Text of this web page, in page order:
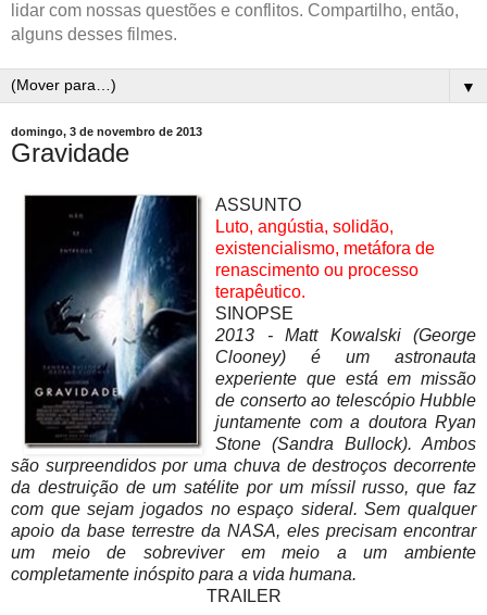
lidar com nossas questões e conflitos. Compartilho, então,
alguns desses filmes.
▼
domingo, 3 de novembro de 2013
Gravidade
ASSUNTO
Luto, angústia, solidão,
existencialismo, metáfora de
renascimento ou processo
terapêutico.
SINOPSE
2013 - Matt Kowalski (George
Clooney) é um astronauta
experiente que está em missão
de conserto ao telescópio Hubble
juntamente com a doutora Ryan
Stone (Sandra Bullock). Ambos
são surpreendidos por uma chuva de destroços decorrente
da destruição de um satélite por um míssil russo, que faz
com que sejam jogados no espaço sideral. Sem qualquer
apoio da base terrestre da NASA, eles precisam encontrar
um meio de sobreviver em meio a um ambiente
completamente inóspito para a vida humana.
TRAILER